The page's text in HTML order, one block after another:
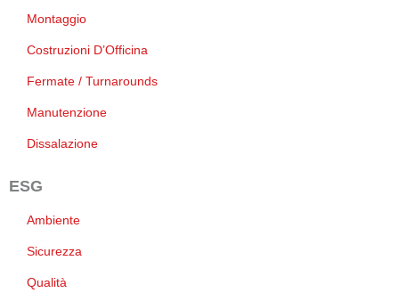
Montaggio
Costruzioni D’Officina
Fermate / Turnarounds
Manutenzione
Dissalazione
ESG
Ambiente
Sicurezza
Qualità